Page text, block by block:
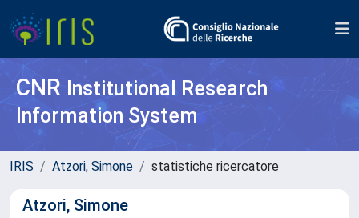
CNR Institutional Research
Information System
IRIS Atzori, Simone statistiche ricercatore
Atzori, Simone